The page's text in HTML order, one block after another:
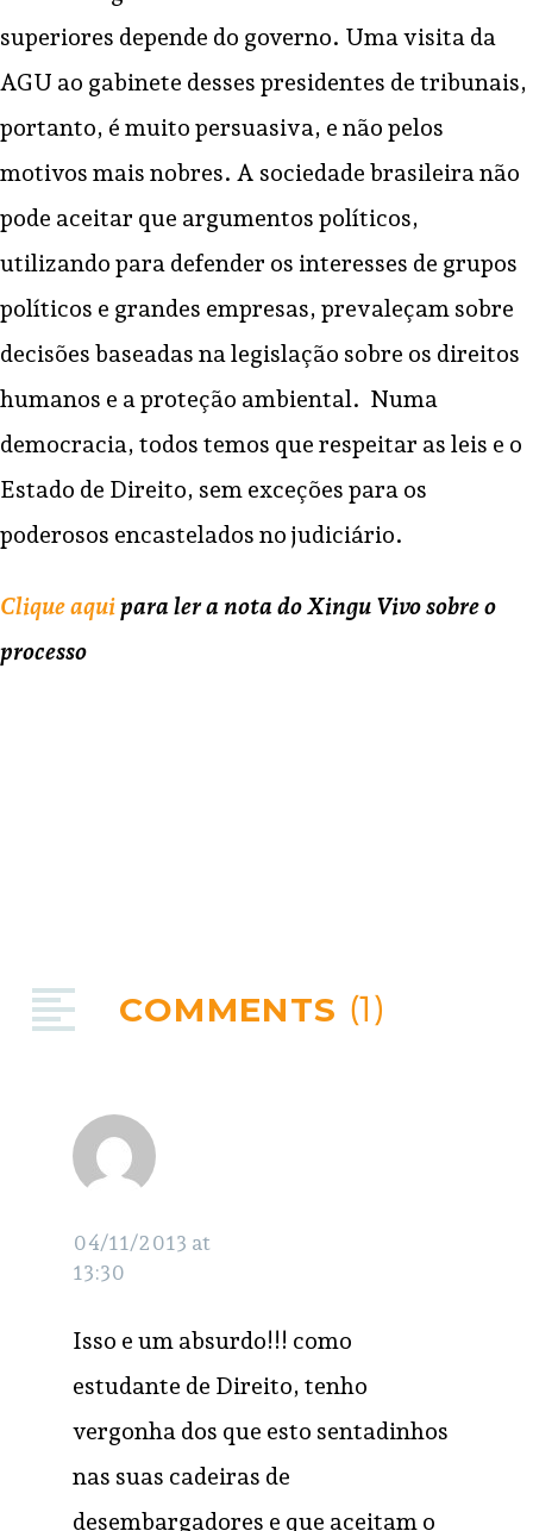
superiores depende do governo. Uma visita da
AGU ao gabinete desses presidentes de tribunais,
portanto, é muito persuasiva, e não pelos
motivos mais nobres. A sociedade brasileira não
pode aceitar que argumentos políticos,
utilizando para defender os interesses de grupos
políticos e grandes empresas, prevaleçam sobre
decisões baseadas na legislação sobre os direitos
humanos e a proteção ambiental. Numa
democracia, todos temos que respeitar as leis e o
Estado de Direito, sem exceções para os
poderosos encastelados no judiciário.
Clique aquipara ler a nota do Xingu Vivo sobre o
processo
COMMENTS (1)
04/11/2013 at
13:30
Isso e um absurdo!!! como
estudante de Direito, tenho
vergonha dos que esto sentadinhos
nas suas cadeiras de
desembargadores e que aceitam o